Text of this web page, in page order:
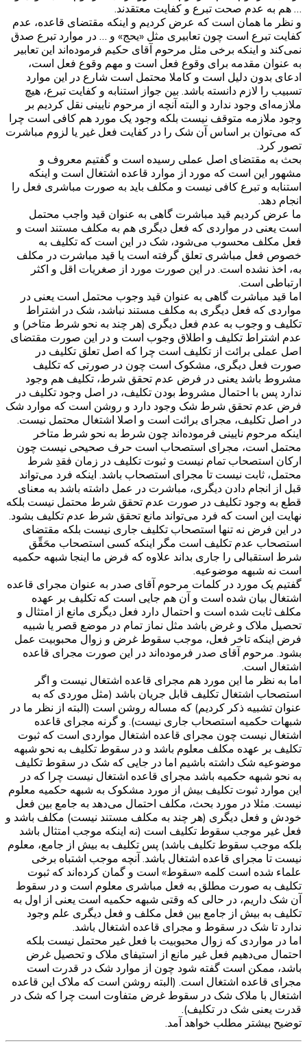
… هم به عدم صحت تبرع و کفایت معتقدند.
و نظر ما همان است که عرض کردیم و اینکه مقتضای قاعده، عدم
کفایت تبرع است چون تعابیری مثل «یحج» و … در موارد تبرع صدق
نمی‌کند و اینکه برخی مثل مرحوم آقای حکیم فرموده‌اند این تعابیر
به عنوان مقدمه برای وقوع فعل است و مهم وقوع فعل است،
ادعای بدون دلیل است و کاملا محتمل است شارع در این موارد
تسبیب را لازم دانسته باشد. بین جواز استنابه و کفایت تبرع، هیچ
ملازمه‌ای وجود ندارد و البته آنچه از مرحوم نایینی نقل کردیم بر
وجود ملازمه متوقف نیست بلکه وجود یک مورد هم کافی است چرا
که می‌توان بر اساس آن شک را در کفایت فعل غیر یا لزوم مباشرت
تصور کرد.
بحث به مقتضای اصل عملی رسیده است و گفتیم معروف و
مشهور این است که مورد از موارد قاعده اشتغال است و اینکه
استنابه و تبرع کافی نیست و مکلف باید به صورت مباشری فعل را
انجام دهد.
ما عرض کردیم قید مباشرت گاهی به عنوان قید واجب محتمل
است یعنی در مواردی که فعل دیگری هم به مکلف مستند است و
فعل مکلف محسوب می‌شود، شک در این است که تکلیف به
خصوص فعل مباشری تعلق گرفته است یا قید مباشرت در مکلف
به، اخذ نشده است. در این صورت مورد از صغریات اقل و اکثر
ارتباطی است.
اما قید مباشرت گاهی به عنوان قید وجوب محتمل است یعنی در
مواردی که فعل دیگری به مکلف مستند نباشد، شک در اشتراط
تکلیف و وجوب به عدم فعل دیگری (هر چند به نحو شرط متاخر) و
عدم اشتراط تکلیف و اطلاق وجوب است و در این صورت مقتضای
اصل عملی برائت از تکلیف است چرا که اصل تعلق تکلیف در
صورت فعل دیگری، مشکوک است چون در صورتی که تکلیف
مشروط باشد یعنی در فرض عدم تحقق شرط، تکلیف هم وجود
ندارد پس با احتمال مشروط بودن تکلیف، در اصل وجود تکلیف در
فرض عدم تحقق شرط شک وجود دارد و روشن است که موارد شک
در اصل تکلیف، مجرای برائت است و اصلا اشتغال محتمل نیست.
اینکه مرحوم نایینی فرموده‌اند چون شرط به نحو شرط متاخر
محتمل است، مجرای استصحاب است حرف صحیحی نیست چون
ارکان استصحاب تمام نیست و ثبوت تکلیف در زمان فقدِ شرط
محتمل، ثابت نیست تا مجرای استصحاب باشد. اینکه فرد می‌تواند
قبل از انجام دادن دیگری، مباشرت در عمل داشته باشد به معنای
قطع به وجود تکلیف در صورت عدم تحقق شرط محتمل نیست بلکه
نهایت این است که فرد می‌تواند مانع تحقق شرط عدم تکلیف بشود.
در این فرض نه تنها استصحاب تکلیف جاری نیست بلکه مقتضای
استصحاب عدم تکلیف است مگر اینکه کسی استصحاب محَقِّق
شرط استقبالی را جاری بداند علاوه که فرض ما اینجا شبهه حکمیه
است نه شبهه موضوعیه.
گفتیم یک مورد در کلمات مرحوم آقای صدر به عنوان مجرای قاعده
اشتغال بیان شده است و آن هم جایی است که تکلیف بر عهده
مکلف ثابت شده است و احتمال دارد فعل دیگری مانع از امتثال و
تحصیل ملاک و غرض باشد مثل نماز تمام در موضع قصر یا شبیه
فرض اینکه تاخر فعل، موجب سقوط غرض و زوال محبوبیت عمل
بشود. مرحوم آقای صدر فرموده‌اند در این صورت مجرای قاعده
اشتغال است.
اما به نظر ما این مورد هم مجرای قاعده اشتغال نیست و اگر
استصحاب اشتغال تکلیف قابل جریان باشد (مثل موردی که به
عنوان تشبیه ذکر کردیم) که مساله روشن است (البته از نظر ما در
شبهات حکمیه استصحاب جاری نیست). و گرنه مجرای قاعده
اشتغال نیست چون مجرای قاعده اشتغال مواردی است که ثبوت
تکلیف بر عهده مکلف معلوم باشد و در سقوط تکلیف به نحو شبهه
موضوعیه شک داشته باشیم اما در جایی که شک در سقوط تکلیف
به نحو شبهه حکمیه باشد مجرای قاعده اشتغال نیست چرا که در
این موارد ثبوت تکلیف بیش از مورد مشکوک به شبهه حکمیه معلوم
نیست. مثلا در مورد بحث، مکلف احتمال می‌دهد به جامع بین فعل
خودش و فعل دیگری (هر چند به مکلف مستند نیست) مکلف باشد و
فعل غیر موجب سقوط تکلیف است (نه اینکه موجب امتثال باشد
بلکه موجب سقوط تکلیف باشد) پس تکلیف به بیش از جامع، معلوم
نیست تا مجرای قاعده اشتغال باشد. آنچه موجب اشتباه برخی
علماء شده است کلمه «سقوط» است و گمان کرده‌اند که ثبوت
تکلیف به صورت مطلق به فعل مباشری معلوم است و در سقوط
آن شک داریم، در حالی که وقتی شبهه حکمیه است یعنی از اول به
تکلیف به بیش از جامع بین فعل مکلف و فعل دیگری علم وجود
ندارد تا شک در سقوط و مجرای قاعده اشتغال باشد.
اما در مواردی که زوال محبوبیت با فعل غیر محتمل نیست بلکه
احتمال می‌دهیم فعل غیر مانع از استیفای ملاک و تحصیل غرض
باشد، ممکن است گفته شود چون از موارد شک در قدرت است
مجرای قاعده اشتغال است. (البته روشن است که ملاک این قاعده
اشتغال با ملاک شک در سقوط غرض متفاوت است چرا که شک در
قدرت یعنی شک در تکلیف).
توضیح بیشتر مطلب خواهد آمد.